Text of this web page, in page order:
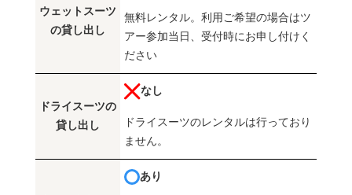
ウェットスーツ
の貸し出し
無料レンタル。利用ご希望の場合はツ
アー参加当日、受付時にお申し付けく
ださい
ドライスーツの
貸し出し
なし
ドライスーツのレンタルは行っており
ません。
あり